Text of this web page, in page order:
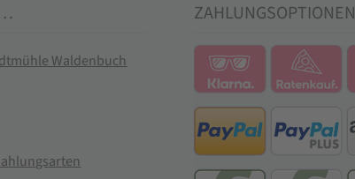
Waldenbuch
ZAHLUNGSOPTIONEN